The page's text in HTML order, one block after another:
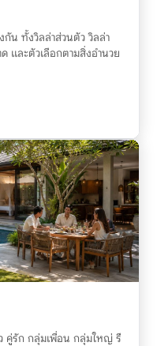
กัน ทั้งวิลล่าส่วนตัว วิลล่า
และตัวเลือกตามสิ่งอำนวย
คู่รัก กลุ่มเพื่อน กลุ่มใหญ่ รี